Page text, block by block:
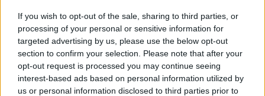
If you wish to opt-out of the sale, sharing to third parties, or
processing of your personal or sensitive information for
targeted advertising by us, please use the below opt-out
section to confirm your selection. Please note that after your
opt-out request is processed you may continue seeing
interest-based ads based on personal information utilized by
us or personal information disclosed to third parties prior to
1 τροχαίο με νεκρούς μητέρα και γιο – Ο
οδηγός του φορτηγού κατέγραψε τη
σύγκρουση
2Marfin: Η 46χρονη πήρε προθεσμία για να
απολογηθεί την Τρίτη – «Είναι αθώα,
συμμετείχε στη διαδήλωση όπως και
100.000 άτομα»